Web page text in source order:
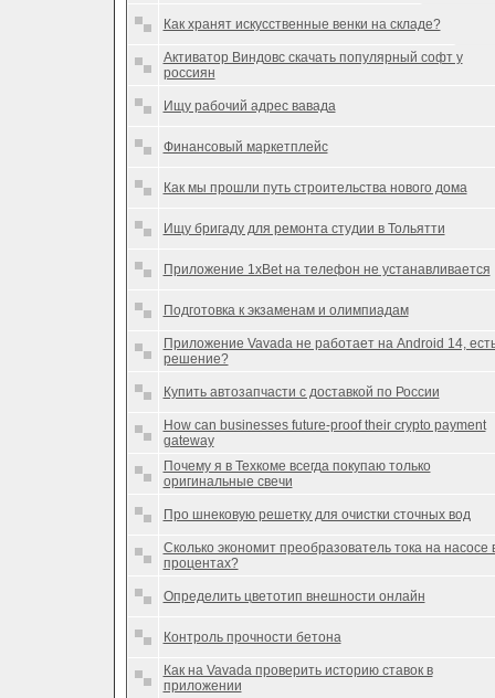
Как хранят искусственные венки на складе?
Активатор Виндовс скачать популярный софт у
россиян
Ищу рабочий адрес вавада
Финансовый маркетплейс
Как мы прошли путь строительства нового дома
Ищу бригаду для ремонта студии в Тольятти
Приложение 1xBet на телефон не устанавливается
Подготовка к экзаменам и олимпиадам
Приложение Vavada не работает на Android 14,
решение?
Купить автозапчасти с доставкой по России
How can businesses future-proof their crypto payment
gateway
Почему я в Техкоме всегда покупаю только
оригинальные свечи
Про шнековую решетку для очистки сточных вод
Сколько экономит преобразователь тока на насосе
процентах?
Определить цветотип внешности онлайн
Контроль прочности бетона
Как на Vavada проверить историю ставок в
приложении